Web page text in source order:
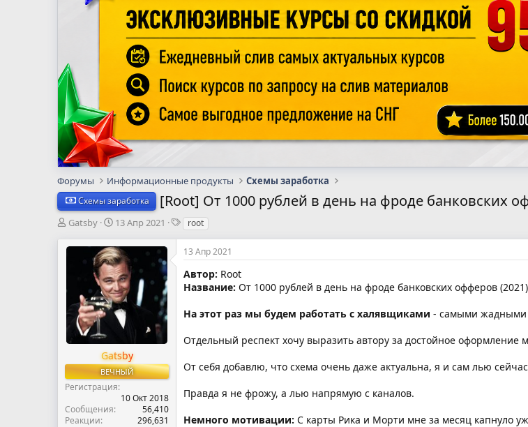
Форумы Информационные продукты Схемы заработка
Схемы заработка [Root] От 1000 рублей в день на фроде банковских
А
т
м
Gatsby
Д
т
а
н
а
ч
а
л
13 Апр 2021
Т
г
и
root
Gatsby
ВЕЧНЫЙ
Регистрация
10 Окт 2018
Сообщения
56,410
Реакции
296,631
13 Апр 2021
Автор: Root
Название: От 1000 рублей в день на фроде банковских офферов (2021)
На этот раз мы будем работать с халявщиками - самыми жадными
Отдельный респект хочу выразить автору за достойное
От себя добавлю, что схема очень даже актуальна, я и сам лью
Правда я не фрожу, а лью напрямую с каналов.
Немного мотивации: С карты Рика и Морти мне за месяц капнуло